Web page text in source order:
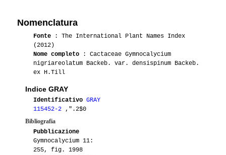
Nomenclatura
Fonte : The International Plant Names Index
(2012)
Nome completo : Cactaceae Gymnocalycium
nigriareolatum Backeb. var. densispinum Backeb.
ex H.Till
Indice GRAY
Identificativo GRAY
115452-2 ,".2$0
Bibliografia
Pubblicazione
Gymnocalycium 11:
255, fig. 1998